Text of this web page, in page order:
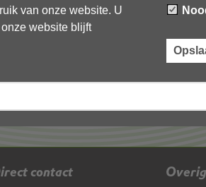
van onze website. U
website blijft
contact